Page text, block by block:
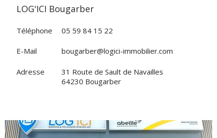
LOG'ICI Bougarber
Téléphone 05 59 84 15 22
E-Mail bougarber@logici-immobilier.com
Adresse
31 Route de Sault de Navailles
64230 Bougarber